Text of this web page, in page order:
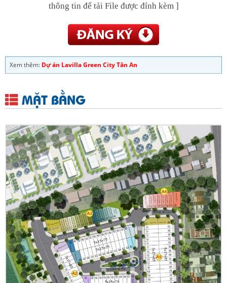
thông tin để tải File được đính kèm ]
Xem thêm: Dự án Lavilla Green City Tân An
MẶT BẰNG